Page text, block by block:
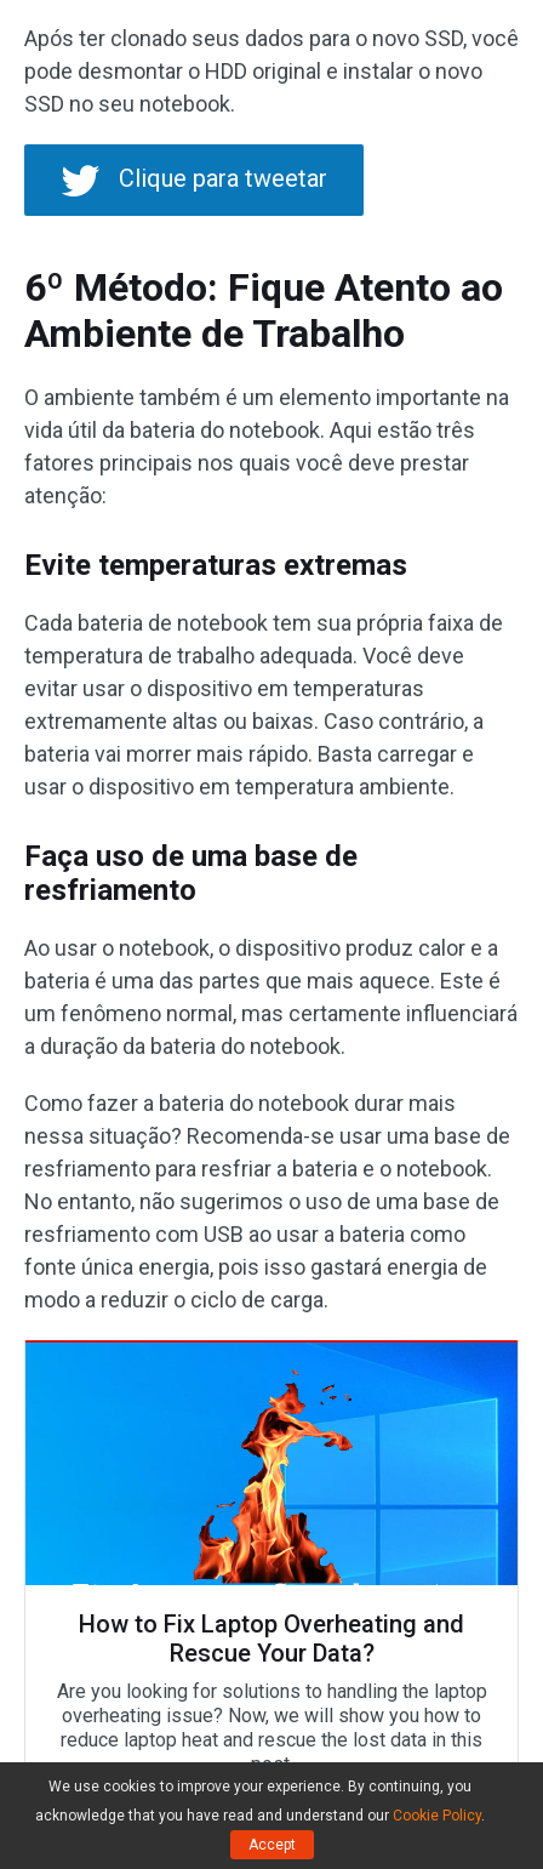
Após ter clonado seus dados para o novo SSD, você
pode desmontar o HDD original e instalar o novo
SSD no seu notebook.
Clique para tweetar
6º Método: Fique Atento ao
Ambiente de Trabalho
O ambiente também é um elemento importante na
vida útil da bateria do notebook. Aqui estão três
fatores principais nos quais você deve prestar
atenção:
Evite temperaturas extremas
Cada bateria de notebook tem sua própria faixa de
temperatura de trabalho adequada. Você deve
evitar usar o dispositivo em temperaturas
extremamente altas ou baixas. Caso contrário, a
bateria vai morrer mais rápido. Basta carregar e
usar o dispositivo em temperatura ambiente.
Faça uso de uma base de
resfriamento
Ao usar o notebook, o dispositivo produz calor e a
bateria é uma das partes que mais aquece. Este é
um fenômeno normal, mas certamente influenciará
a duração da bateria do notebook.
Como fazer a bateria do notebook durar mais
nessa situação? Recomenda-se usar uma base de
resfriamento para resfriar a bateria e o notebook.
No entanto, não sugerimos o uso de uma base de
resfriamento com USB ao usar a bateria como
fonte única energia, pois isso gastará energia de
modo a reduzir o ciclo de carga.
How to Fix Laptop Overheating and
Rescue Your Data?
Are you looking for solutions to handling the laptop
overheating issue? Now, we will show you how to
reduce laptop heat and rescue the lost data in this
post.
LER MAIS
We use cookies to improve your experience. By continuing, you
acknowledge that you have read and understand our Cookie Policy.
Accept